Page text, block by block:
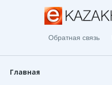
Обратная связь
Главная